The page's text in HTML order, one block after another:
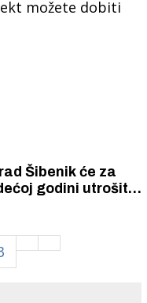
Šibenik će za
godini utrošito